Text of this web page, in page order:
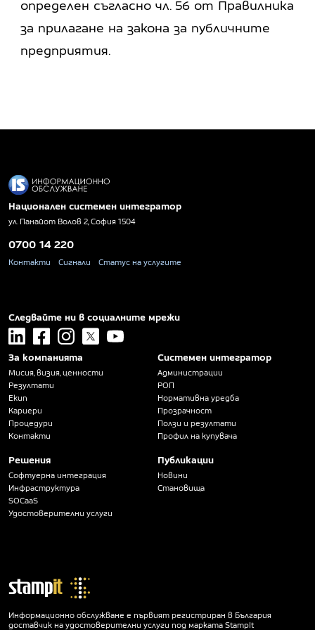
определен съгласно чл. 56 от Правилника
за прилагане на закона за публичните
предприятия.
Национален системен интегратор
ул. Панайот Волов 2, София 1504
0700 14 220
Контакти Сигнали Статус на услугите
Следвайте ни в социалните мрежи
linkedin facebookinstagram
x youtube
За компанията
Мисия, визия, ценности
Резултати
Екип
Кариери
Процедури
Контакти
Решения
Софтуерна интеграция
Инфраструктура
SOCaaS
Удостоверителни услуги
Системен интегратор
Администрации
РОП
Нормативна уредба
Прозрачност
Ползи и резултати
Профил на купувача
Публикации
Новини
Становища
Информационно обслужване е първият регистриран в България
доставчик на удостоверителни услуги под марката StampIt